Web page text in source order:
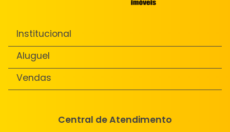
Institucional
Aluguel
Vendas
Central de Atendimento